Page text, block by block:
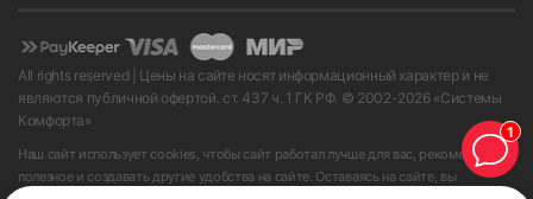
All rights reserved | Цены на сайте носят информационный характер и не
являются публичной офертой. ст. 437 ч. 1 ГК РФ. © 2002-2026 «Системы
Комфорта»
Наш сайт использует cookies, чтобы сайт работал лучше для вас, рекомендовать
полезное и создавать другие удобства на сайте. Оставаясь на сайте, вы
1